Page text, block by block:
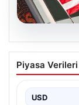
04.08.2026
FED Faiz
Nisan
Altın, dolar,
Piyasa Verileri
USD